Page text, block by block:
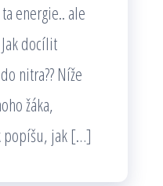
energie.. ale
docílit
nitra?? Níže
žáka,
popíšu, jak […]